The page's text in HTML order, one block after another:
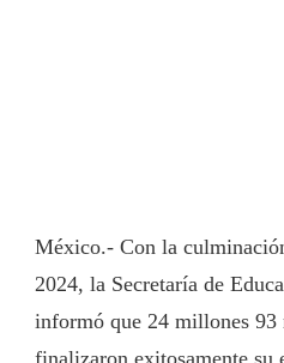
México.- Con la
2024, la Secretaría de
informó que 24 millones
finalizaron exitosamente su